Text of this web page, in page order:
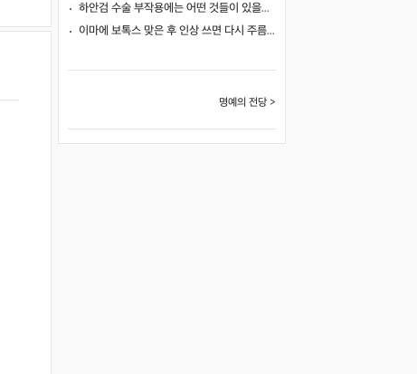
하안검 수술 부작용에는 어떤 것들이 있을까요?
이마에 보톡스 맞은 후 인상 쓰면 다시 주름이 생길까요?
명예의 전당 >